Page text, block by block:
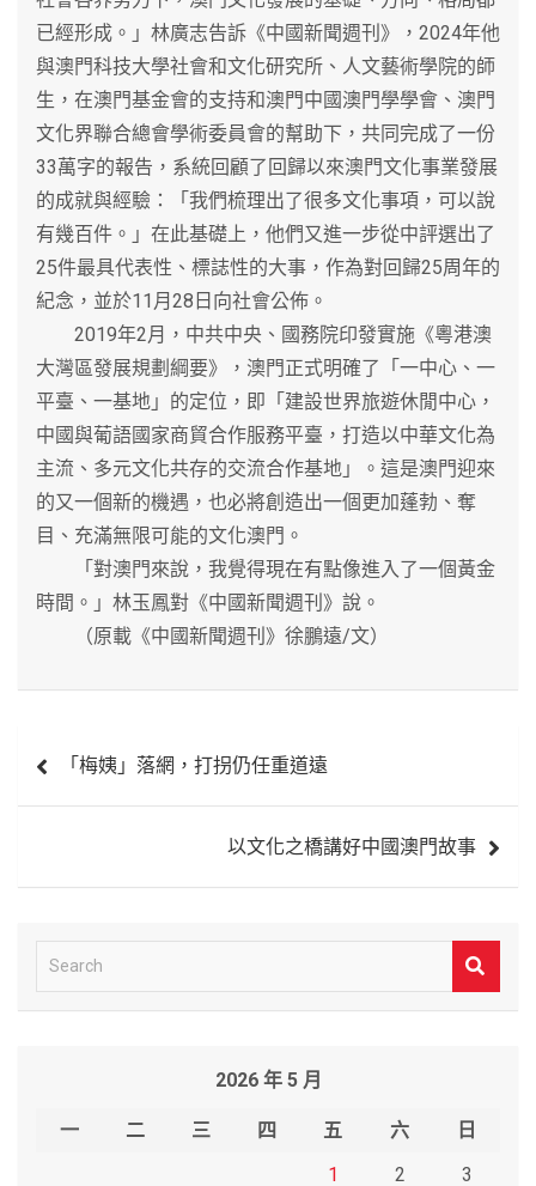
已經形成。」林廣志告訴《中國新聞週刊》，2024年他
與澳門科技大學社會和文化研究所、人文藝術學院的師
生，在澳門基金會的支持和澳門中國澳門學學會、澳門
文化界聯合總會學術委員會的幫助下，共同完成了一份
33萬字的報告，系統回顧了回歸以來澳門文化事業發展
的成就與經驗：「我們梳理出了很多文化事項，可以說
有幾百件。」在此基礎上，他們又進一步從中評選出了
25件最具代表性、標誌性的大事，作為對回歸25周年的
紀念，並於11月28日向社會公佈。
2019年2月，中共中央、國務院印發實施《粵港澳
大灣區發展規劃綱要》，澳門正式明確了「一中心、一
平臺、一基地」的定位，即「建設世界旅遊休閒中心，
中國與葡語國家商貿合作服務平臺，打造以中華文化為
主流、多元文化共存的交流合作基地」。這是澳門迎來
的又一個新的機遇，也必將創造出一個更加蓬勃、奪
目、充滿無限可能的文化澳門。
「對澳門來說，我覺得現在有點像進入了一個黃金
時間。」林玉鳳對《中國新聞週刊》說。
（原載《中國新聞週刊》徐鵬遠/文）
章
「梅姨」落網，打拐仍任重道遠
以文化之橋講好中國澳門故事
e
2026 年 5 月
一 二 三 四 五 六
日
1
2
3